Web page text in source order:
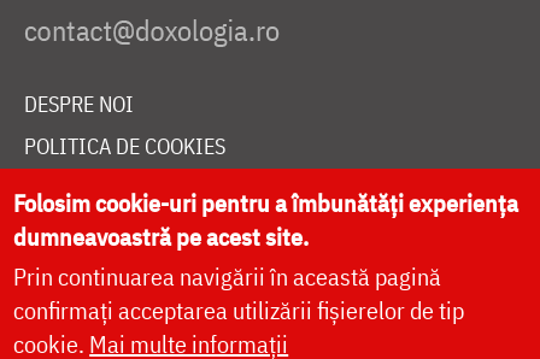
DESPRE NOI
POLITICA DE COOKIES
DONEAZĂ ONLINE PENTRU CATEDRALA NAȚIONALĂ
LIVE
Folosim cookie-uri pentru a îmbunătăți experiența
dumneavoastră pe acest site.
Prin continuarea navigării în această pagină
confirmați acceptarea utilizării fișierelor de tip
cookie. Mai multe informații